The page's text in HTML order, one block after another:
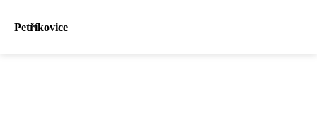
Petříkovice